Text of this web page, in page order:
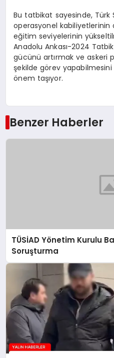
Bu tatbikat sayesinde, Türk
operasyonel kabiliyetlerinin
eğitim seviyelerinin
Anadolu Ankası-2024
gücünü artırmak ve askeri
şekilde görev
önem taşıyor.
Benzer Haberler
TÜSİAD Yönetim Kurulu
Soruşturma